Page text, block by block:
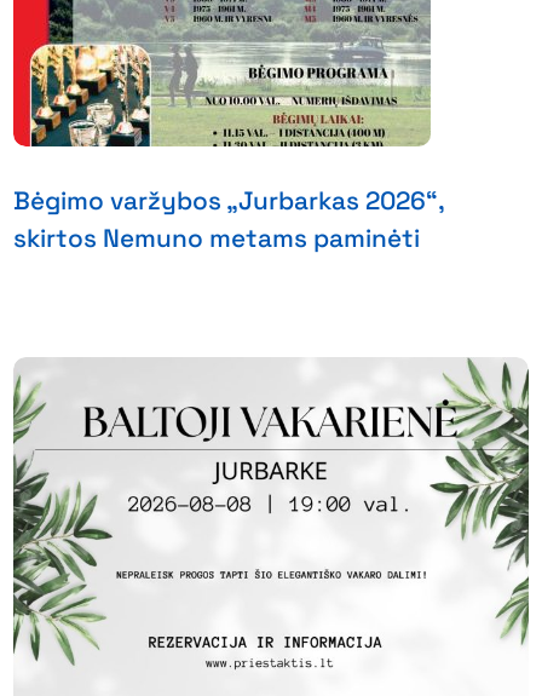
Bėgimo varžybos „Jurbarkas 2026“,
skirtos Nemuno metams paminėti